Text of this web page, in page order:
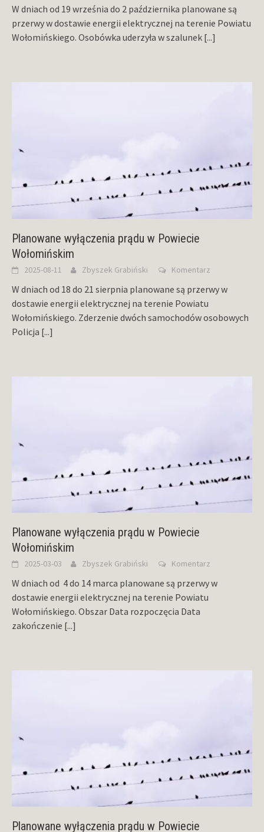
W dniach od 19 września do 2 października planowane są
przerwy w dostawie energii elektrycznej na terenie Powiatu
Wołomińskiego. Osobówka uderzyła w szalunek [...]
Planowane wyłączenia prądu w Powiecie
Wołomińskim
2025-08-11 Zbyszek Grabiński Komentarz
W dniach od 18 do 21 sierpnia planowane są przerwy w
dostawie energii elektrycznej na terenie Powiatu
Wołomińskiego. Zderzenie dwóch samochodów osobowych
Policja [...]
Planowane wyłączenia prądu w Powiecie
Wołomińskim
2025-03-03 Zbyszek Grabiński Komentarz
W dniach od 4 do 14 marca planowane są przerwy w
dostawie energii elektrycznej na terenie Powiatu
Wołomińskiego. Obszar Data rozpoczęcia Data
zakończenie [...]
Planowane wyłączenia prądu w Powiecie